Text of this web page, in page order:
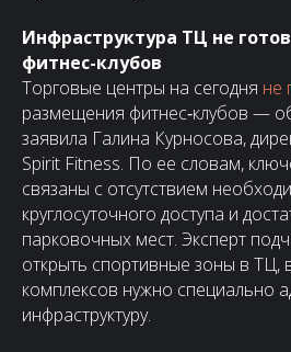
Инфраструктура ТЦ не
фитнес-клубов
Торговые центры на сегодня не
размещения фитнес‑клубов —
заявила Галина Курносова,
Spirit Fitness. По ее словам,
связаны с отсутствием
круглосуточного доступа и
парковочных мест. Эксперт
открыть спортивные зоны в ТЦ,
комплексов нужно специально
инфраструктуру.